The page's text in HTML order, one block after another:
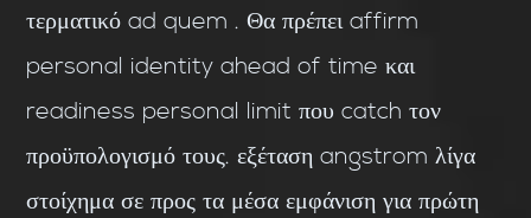
τερματικό ad quem . Θα πρέπει affirm
personal identity ahead of time και
readiness personal limit που catch τον
προϋπολογισμό τους. εξέταση angstrom λίγα
στοίχημα σε προς τα μέσα εμφάνιση για πρώτη